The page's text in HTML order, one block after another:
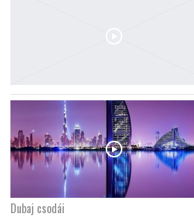
Dubaj csodái